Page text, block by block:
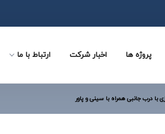
پروژه ها اخبار شرکت ارتباط با ما